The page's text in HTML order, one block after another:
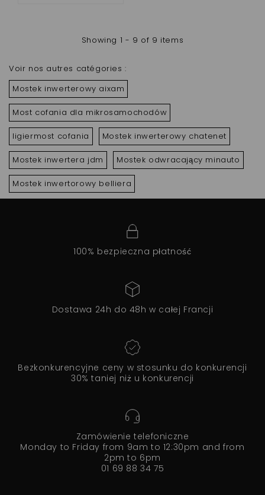
Showing 1 - 9 of 9 items
Voir nos autres catégories :
Mostek inwerterowy aixam
Most cofania dla mikrosamochodów
ligiermost cofania Mostek inwerterowy chatenet
Mostek inwertera jdm Mostek odwracający minauto
Mostek inwertorowy belliera
100% bezpieczna płatność
Dostawa 24h do 48h w całej Francji
Bezkonkurencyjne ceny w stosunku do konkurencji
30% taniej niż u konkurencji
Zamówienie telefoniczne
Monday to Friday from 9am to 12:30pm and from
2pm to 6pm
01 69 88 34 75